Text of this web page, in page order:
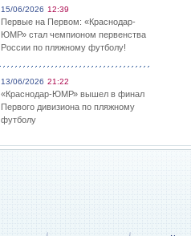
15/06/2026 12:39
Первые на Первом: «Краснодар-
ЮМР» стал чемпионом первенства
России по пляжному футболу!
13/06/2026 21:22
«Краснодар-ЮМР» вышел в финал
Первого дивизиона по пляжному
футболу